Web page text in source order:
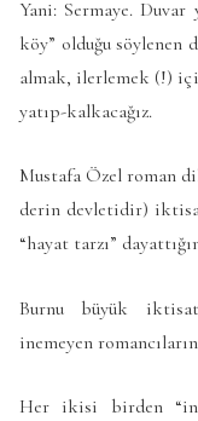
Yani: Sermaye.
köy” olduğu söylenen
almak, ilerlemek (!)
yatıp-kalkacağız.
Mustafa Özel roman
derin devletidir)
“hayat tarzı”
Burnu büyük
inemeyen
Her ikisi birden